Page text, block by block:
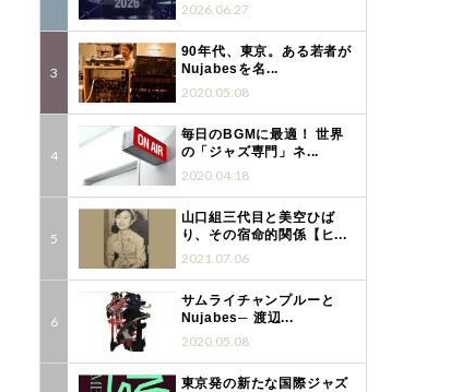
2026.06.27
90年代、東京。ある若者が
Nujabesを名...
2020.05.08
毎日のBGMに最適！ 世界
の「ジャズ専門」ネ...
2020.04.18
山口組三代目と美空ひば
り、その宿命的関係【ヒ...
2021.07.06
サムライチャンプルーと
Nujabes─ 渡辺...
2020.05.08
東京発の新たな国際ジャズ